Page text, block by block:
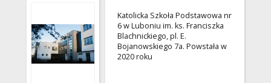
Katolicka Szkoła Podstawowa nr
6 w Luboniu im. ks. Franciszka
Blachnickiego, pl. E.
Bojanowskiego 7a. Powstała w
2020 roku